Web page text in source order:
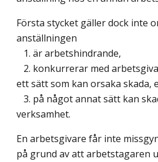
Första stycket gäller dock inte
anställningen
1. är arbetshindrande,
2. konkurrerar med
ett sätt som kan orsaka skada,
3. på något annat sätt kan
verksamhet.
En arbetsgivare får inte
på grund av att arbetstagaren